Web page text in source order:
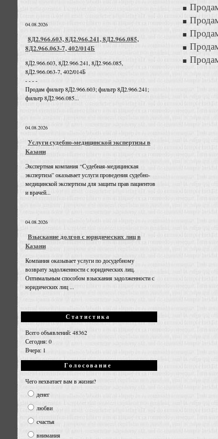
04.08.2026
8Д2.966.603, 8Д2.966.241, 8Д2.966.085,
8Д2.966.063-7, 402/014Б
8Д2.966.603, 8Д2.966.241, 8Д2.966.085,
8Д2.966.063-7, 402/014Б
- - - -
Продам фильтр 8Д2.966.603; фильтр 8Д2.966.241;
фильтр 8Д2.966.085...
04.08.2026
Услуги судебно-медицинской экспертизы в
Казани
Экспертная компания “Судебная-медицинская
экспертиза” оказывает услуги проведения судебно-
медицинской экспертизы для защиты прав пациентов
и врачей...
04.08.2026
Взыскание долгов с юридических лиц в
Казани
Компания оказывает услуги по досудебному
возврату задолженности с юридических лиц.
Оптимальным способом взыскания задолженности с
юридических лиц ...
Статистика
Всего объявлений: 48362
Сегодня: 0
Вчера: 1
Голосование
Чего нехватает вам в жизни?
денег
любви
счастья
внимания